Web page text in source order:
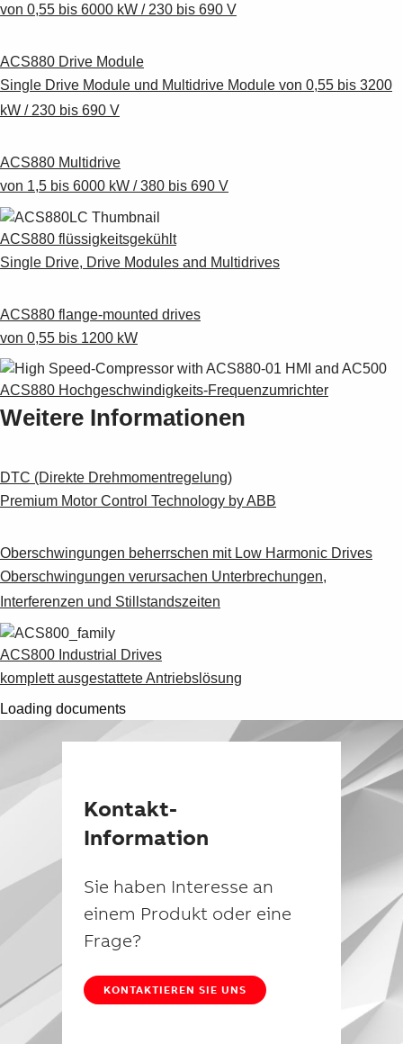
von 0,55 bis 6000 kW / 230 bis 690 V
ACS880 Drive Module
Single Drive Module und Multidrive Module von 0,55 bis 3200
kW / 230 bis 690 V
ACS880 Multidrive
von 1,5 bis 6000 kW / 380 bis 690 V
ACS880 flüssigkeitsgekühlt
Single Drive, Drive Modules and Multidrives
ACS880 flange-mounted drives
von 0,55 bis 1200 kW
ACS880 Hochgeschwindigkeits-Frequenzumrichter
Weitere Informationen
DTC (Direkte Drehmomentregelung)
Premium Motor Control Technology by ABB
Oberschwingungen beherrschen mit Low Harmonic Drives
Oberschwingungen verursachen Unterbrechungen,
Interferenzen und Stillstandszeiten
ACS800 Industrial Drives
komplett ausgestattete Antriebslösung
Loading documents
Kontakt-
Information
Sie haben Interesse an
einem Produkt oder eine
Frage?
KONTAKTIEREN SIE UNS